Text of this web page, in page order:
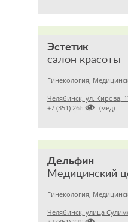
Эстетик
салон красоты
Гинекология,
Челябинск, ул. Кирова,

+7 (351) 2660745 (мед)
Дельфин
Медицинский
Гинекология,
Челябинск, улица